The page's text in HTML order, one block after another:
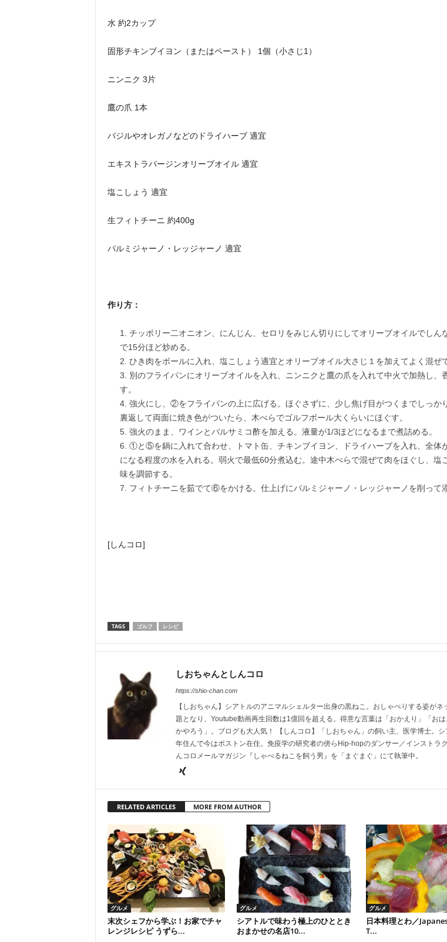
水 約2カップ
固形チキンブイヨン（またはペースト） 1個（小さじ1）
ニンニク 3片
鷹の爪 1本
バジルやオレガノなどのドライハーブ 適宜
エキストラバージンオリーブオイル 適宜
塩こしょう 適宜
生フィトチーニ 約400g
パルミジャーノ・レッジャーノ 適宜
作り方：
チッポリー二オニオン、にんじん、セロリをみじん切りにしてオリーブオイルでしん
で15分ほど炒める。
ひき肉をボールに入れ、塩こしょう適宜とオリーブオイル大さじ１を加えてよく混ぜ
別のフライパンにオリーブオイルを入れ、ニンニクと鷹の爪を入れて中火で加熱し、
す。
強火にし、②をフライパンの上に広げる。ほぐさずに、少し焦げ目がつくまでしっか
裏返して両面に焼き色がついたら、木べらでゴルフボール大くらいにほぐす。
強火のまま、ワインとバルサミコ酢を加える。液量が1/3ほどになるまで煮詰める。
①と⑤を鍋に入れて合わせ、トマト缶、チキンブイヨン、ドライハーブを入れ、全体
になる程度の水を入れる。弱火で最低60分煮込む。途中木べらで混ぜて肉をほぐし、塩
味を調節する。
フィトチーニを茹でて⑥をかける。仕上げにパルミジャーノ・レッジャーノを削って添
[しんコロ]
TAGS ゴルフ レシピ
しおちゃんとしんコロ
https://shio-chan.com
【しおちゃん】シアトルのアニマルシェルター出身の黒ねこ。おしゃべりする姿がネ
題となり、Youtube動画再生回数は1億回を超える。得意な言葉は「おかえり」「お
かやろう」。ブログも大人気！ 【しんコロ】「しおちゃん」の飼い主、医学博士。
年住んで今はボストン在住。免疫学の研究者の傍らHip-hopのダンサー／インストラ
んコロメールマガジン『しゃべるねこを飼う男』を「まぐまぐ」にて執筆中。
RELATED ARTICLES MORE FROM AUTHOR
グルメ
末次シェフから学ぶ！お家でチャ
レンジレシピ うずら...
グルメ
シアトルで味わう極上のひととき
おまかせの名店10...
グルメ
日本料理とわ／
T...